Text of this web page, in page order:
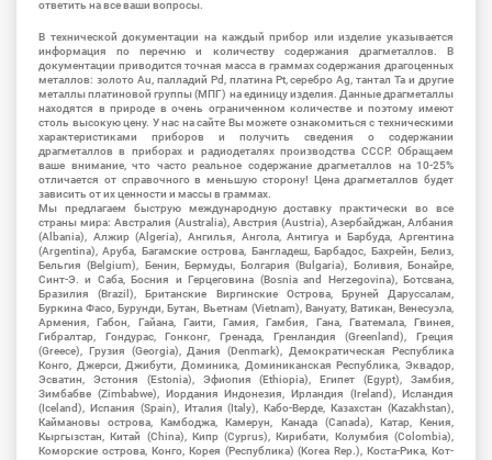
ответить на все ваши вопросы.
В технической документации на каждый прибор или изделие указывается
информация по перечню и количеству содержания драгметаллов. В
документации приводится точная масса в граммах содержания драгоценных
металлов: золото Au, палладий Pd, платина Pt, серебро Ag, тантал Ta и другие
металлы платиновой группы (МПГ) на единицу изделия. Данные драгметаллы
находятся в природе в очень ограниченном количестве и поэтому имеют
столь высокую цену. У нас на сайте Вы можете ознакомиться с техническими
характеристиками приборов и получить сведения о содержании
драгметаллов в приборах и радиодеталях производства СССР. Обращаем
ваше внимание, что часто реальное содержание драгметаллов на 10-25%
отличается от справочного в меньшую сторону! Цена драгметаллов будет
зависить от их ценности и массы в граммах.
Мы предлагаем быструю международную доставку практически во все
страны мира: Австралия (Australia), Австрия (Austria), Азербайджан, Албания
(Albania), Алжир (Algeria), Ангилья, Ангола, Антигуа и Барбуда, Аргентина
(Argentina), Аруба, Багамские острова, Бангладеш, Барбадос, Бахрейн, Белиз,
Бельгия (Belgium), Бенин, Бермуды, Болгария (Bulgaria), Боливия, Бонайре,
Синт-Э. и Саба, Босния и Герцеговина (Bosnia and Herzegovina), Ботсвана,
Бразилия (Brazil), Британские Виргинские Острова, Бруней Даруссалам,
Буркина Фасо, Бурунди, Бутан, Вьетнам (Vietnam), Вануату, Ватикан, Венесуэла,
Армения, Габон, Гайана, Гаити, Гамия, Гамбия, Гана, Гватемала, Гвинея,
Гибралтар, Гондурас, Гонконг, Гренада, Гренландия (Greenland), Греция
(Greece), Грузия (Georgia), Дания (Denmark), Демократическая Республика
Конго, Джерси, Джибути, Доминика, Доминиканская Республика, Эквадор,
Эсватин, Эстония (Estonia), Эфиопия (Ethiopia), Египет (Egypt), Замбия,
Зимбабве (Zimbabwe), Иордания Индонезия, Ирландия (Ireland), Исландия
(Iceland), Испания (Spain), Италия (Italy), Кабо-Верде, Казахстан (Kazakhstan),
Каймановы острова, Камбоджа, Камерун, Канада (Canada), Катар, Кения,
Кыргызстан, Китай (China), Кипр (Cyprus), Кирибати, Колумбия (Colombia),
Коморские острова, Конго, Корея (Республика) (Korea Rep.), Коста-Рика, Кот-